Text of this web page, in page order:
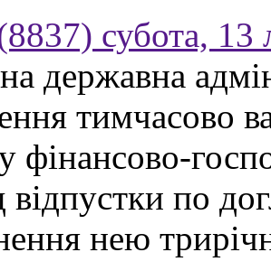
субота, 13
державна
тимчасово
фінансово-
відпустки по
нею